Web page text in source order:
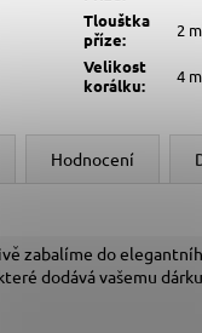
Tlouštka
příze:
2
Velikost
korálku: 4
Hodnocení
zabalíme do
dodává vašemu